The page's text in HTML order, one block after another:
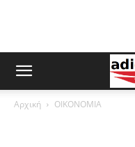
Αρχική ΟΙΚΟΝΟΜΙΑ